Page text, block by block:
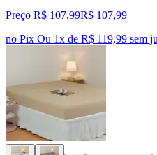
Preço R$ 107,99R$ 107,99
no Pix Ou 1x de R$ 119,99 sem